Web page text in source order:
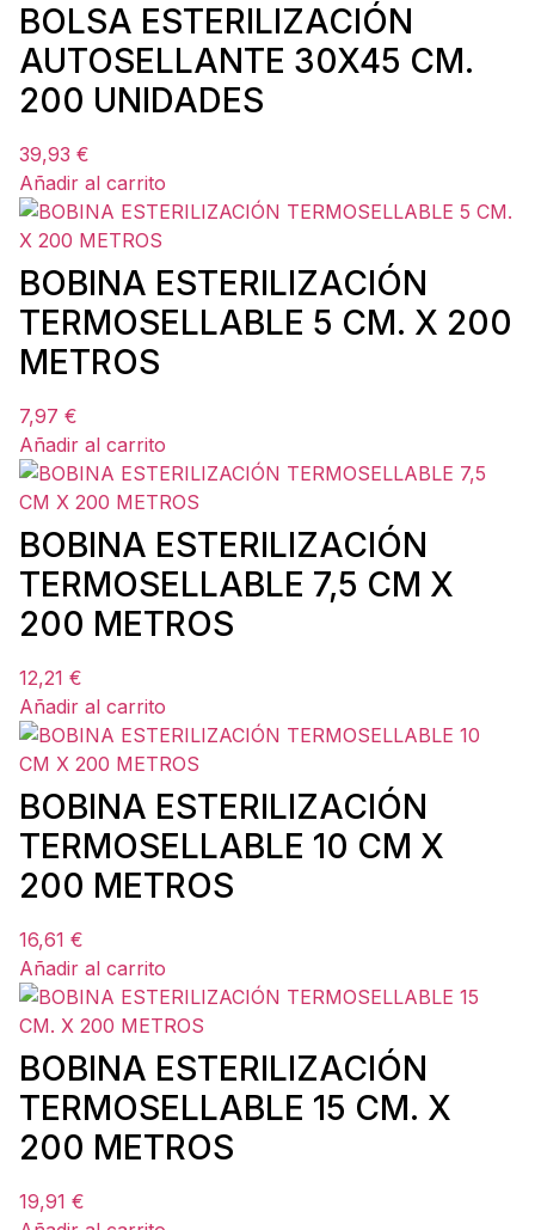
BOLSA ESTERILIZACIÓN
AUTOSELLANTE 30X45 CM.
200 UNIDADES
39,93 €
Añadir al carrito
BOBINA ESTERILIZACIÓN
TERMOSELLABLE 5 CM. X 200
METROS
7,97 €
Añadir al carrito
BOBINA ESTERILIZACIÓN
TERMOSELLABLE 7,5 CM X
200 METROS
12,21 €
Añadir al carrito
BOBINA ESTERILIZACIÓN
TERMOSELLABLE 10 CM X
200 METROS
16,61 €
Añadir al carrito
BOBINA ESTERILIZACIÓN
TERMOSELLABLE 15 CM. X
200 METROS
19,91 €